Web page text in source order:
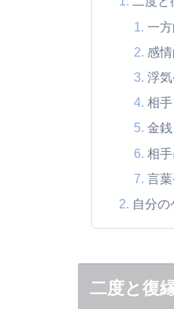
一
感
浮
相
金
相
言
自分の
チ
チ
二度と復